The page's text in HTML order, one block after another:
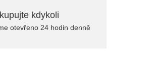
kdykoli
otevřeno 24 hodin denně